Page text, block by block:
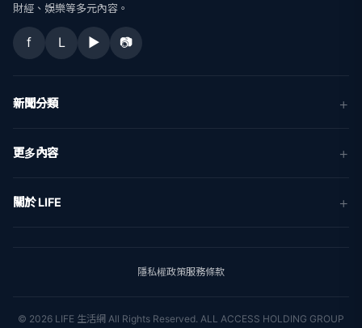
財經、娛樂等多元內容。
f L ▶ 📷
新聞分類
健康
更多內容
關於 LIFE
隱私權政策服務條款
© 2026 LIFE 生活網 All Rights Reserved. ALL ACCESS HOLDING GROUP